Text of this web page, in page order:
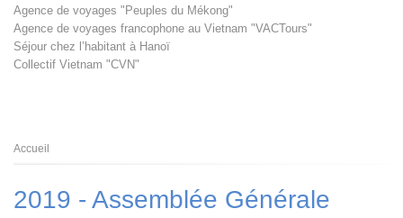
Agence de voyages "Peuples du Mékong"
Agence de voyages francophone au Vietnam "VACTours"
Séjour chez l’habitant à Hanoï
Collectif Vietnam "CVN"
Fil
Accueil
2019 - Assemblée Générale